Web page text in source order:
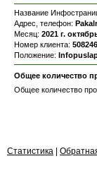
Название
Адрес, телефон:
Месяц: 2021 г.
Номер клиента: 508246
Положение:
Общее количество
Общее количество
Статистика